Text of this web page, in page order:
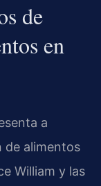
de
en
a
de alimentos
William y las